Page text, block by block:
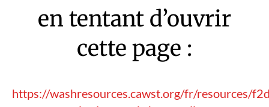
en tentant d’ouvrir
cette page :
https://washresources.cawst.org/fr/resources/